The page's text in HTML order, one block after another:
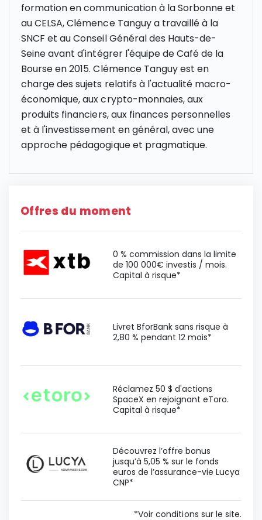
formation en communication à la Sorbonne et
au CELSA, Clémence Tanguy a travaillé à la
SNCF et au Conseil Général des Hauts-de-
Seine avant d'intégrer l'équipe de Café de la
Bourse en 2015. Clémence Tanguy est en
charge des sujets relatifs à l'actualité macro-
économique, aux crypto-monnaies, aux
produits financiers, aux finances personnelles
et à l'investissement en général, avec une
approche pédagogique et pragmatique.
Offres du moment
0 % commission dans la limite
de 100 000€ investis / mois.
Capital à risque*
Livret BforBank sans risque à
2,80 % pendant 12 mois*
Réclamez 50 $ d'actions
SpaceX en rejoignant eToro.
Capital à risque*
Découvrez l’offre bonus
jusqu’à 5,05 % sur le fonds
euros de l’assurance-vie Lucya
CNP*
*Voir conditions sur le site.